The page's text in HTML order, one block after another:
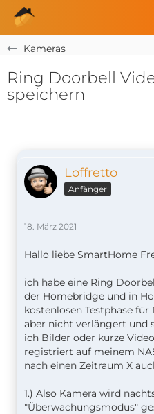
Kameras
Ring Doorbell
speichern
Loffretto
Anfänger
18. März 2021
Hallo liebe SmartHome
ich habe eine Ring
der Homebridge und in
kostenlosen Testphase
aber nicht verlängert und
ich Bilder oder kurze
registriert auf meinem
nach einen Zeitraum X
1.) Also Kamera wird
"Überwachungsmodus"